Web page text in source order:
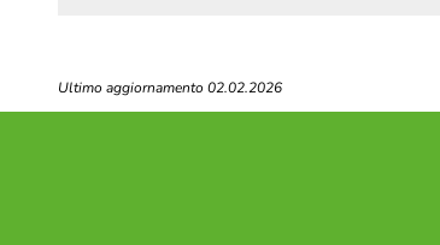
Ultimo aggiornamento 02.02.2026